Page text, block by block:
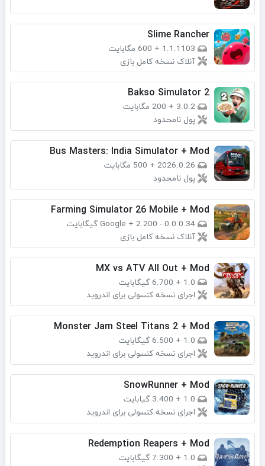
Slime Rancher
1.1.1103
+ 600 مگابایت
آنلاک نسخه کامل بازی
Bakso Simulator 2
3.0.2
+ 200 مگابایت
پول نامحدود
Bus Masters: India Simulator + Mod
2026.0.26
+ 500 مگابایت
پول نامحدود
Farming Simulator 26 Mobile + Mod
0.0.0.34 - Google
+ 2.200 گیگابایت
آنلاک نسخه کامل بازی
MX vs ATV All Out + Mod
1.0
+ 6.700 گیگابایت
اجرای نسخه کنسولی برای اندروید
Monster Jam Steel Titans 2 + Mod
1.0
+ 6.500 گیگابایت
اجرای نسخه کنسولی برای اندروید
SnowRunner + Mod
1.0
+ 3.400 گیابایت
اجرای نسخه کنسولی برای اندروید
Redemption Reapers + Mod
1.0
+ 7.300 گیگابایت